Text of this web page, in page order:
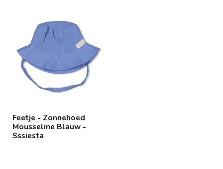
Feetje - Zonnehoed
Mousseline Blauw -
Sssiesta